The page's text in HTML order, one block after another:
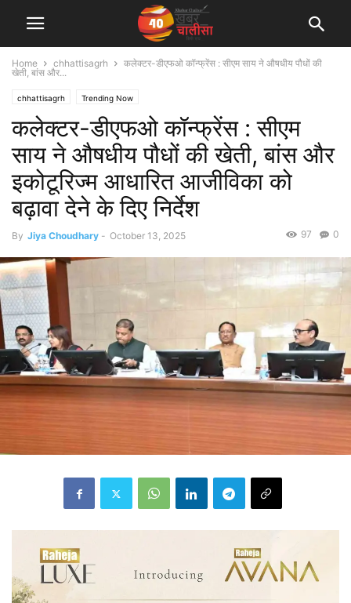
Home chhattisagrh
कलेक्टर-डीएफओ कॉन्फ्रेंस : सीएम साय ने औषधीय पौधों की
खेती, बांस और...
chhattisagrh Trending Now
कलेक्टर-डीएफओ कॉन्फ्रेंस : सीएम
साय ने औषधीय पौधों की खेती, बांस और
इकोटूरिज्म आधारित आजीविका को
बढ़ावा देने के दिए निर्देश
By Jiya Choudhary - October 13, 2025 0
97